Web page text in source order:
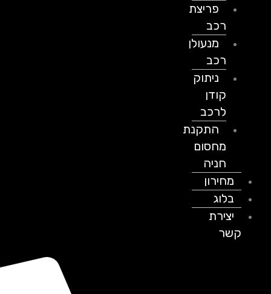
פריצת
מנעולן
ניתוק
לרכב
התקנת
מחסום
חניה
מחירון
בלוג
יצירת
קשר